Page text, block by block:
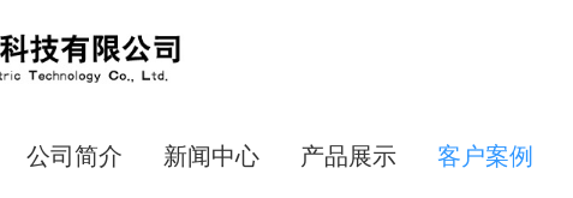
公司简介 新闻中心 产品展示 客户案例